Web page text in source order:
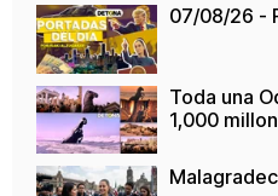
07/08/26 -
Toda una
1,000